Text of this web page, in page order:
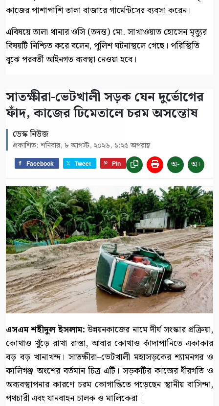
কাজের পাশাপাশি তালা বাজারে গার্মেন্টসের ব্যবসা করেন।
‎এবিষয়ে তালা থানার ওসি (তদন্ত) মো. সাখাওয়াত হোসেন মৃত্যুর
বিষয়টি নিশ্চিত করে বলেন, পুলিশ ঘটনাস্থলে গেছে। পরিস্থিতি
বুঝে পরবর্তী আইনগত ব্যবস্থা নেওয়া হবে।
সাতক্ষীরা-ভেটখালী সড়ক যেন দুর্ভোগের
ফাঁদ, কাজের ঢিমেতালে চরম অসন্তোষ
ডেস্ক নিউজ
প্রকাশিত: শনিবার, ৮ আগস্ট, ২০২৬, ১:২৫ অপরাহ্ণ
Facebook Tweet Pin অ- অ+
এসএম শহীদুল ইসলাম:​উন্নয়নকাজের নামে দীর্ঘ সংস্কার প্রক্রিয়া,
কোথাও খুঁড়ে রাখা রাস্তা, আবার কোথাও কাঁদাপানিতে একাকার
বড় বড় খানাখন্দ। সাতক্ষীরা–ভেটখালী মহাসড়কের শ্যামনগর ও
কালিগঞ্জ অংশের বর্তমান চিত্র এটি। সড়কটির কাজের ধীরগতি ও
অব্যবস্থাপনার কারণে চরম ভোগান্তিতে পড়েছেন স্থানীয় বাসিন্দা,
পথচারী এবং যানবাহন চালক ও মালিকেরা।